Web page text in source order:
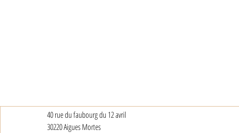
40 rue du faubourg du 12 avril
30220 Aigues Mortes